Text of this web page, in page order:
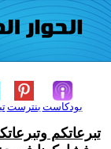
بنترست بودكاست
تبرعاتكم